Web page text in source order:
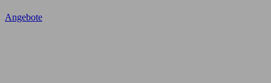
Angebote